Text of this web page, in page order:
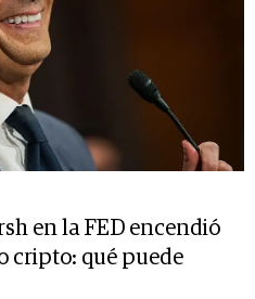
en la FED encendió
cripto: qué puede